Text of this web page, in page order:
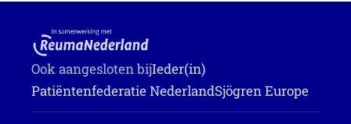
Ook aangesloten bijIeder(in)
Patiëntenfederatie NederlandSjögren Europe